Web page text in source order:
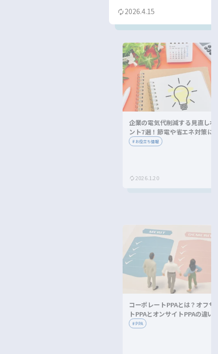
2026.4.15
企業の電気代削減する見直しポ
ント7選！節電や省エネ対策に
ながる方法を紹介！
#お役立ち情報
2026.1.20
コーポレートPPAとは？オフサ
トPPAとオンサイトPPAの違い
メリット・デメリットを解説！
#PPA